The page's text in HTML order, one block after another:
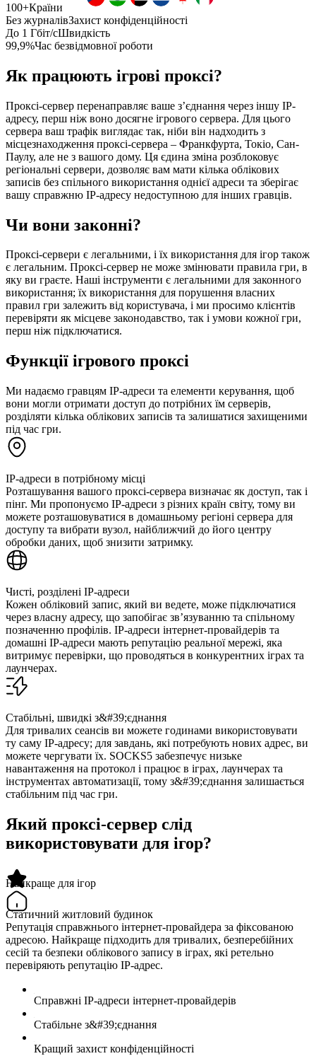
100+Країни
Без журналівЗахист конфіденційності
До 1 Гбіт/сШвидкість
99,9%Час безвідмовної роботи
Як працюють ігрові проксі?
Проксі-сервер перенаправляє ваше з’єднання через іншу IP-
адресу, перш ніж воно досягне ігрового сервера. Для цього
сервера ваш трафік виглядає так, ніби він надходить з
місцезнаходження проксі-сервера – Франкфурта, Токіо, Сан-
Паулу, але не з вашого дому. Ця єдина зміна розблоковує
регіональні сервери, дозволяє вам мати кілька облікових
записів без спільного використання однієї адреси та зберігає
вашу справжню IP-адресу недоступною для інших гравців.
Чи вони законні?
Проксі-сервери є легальними, і їх використання для ігор також
є легальним. Проксі-сервер не може змінювати правила гри, в
яку ви граєте. Наші інструменти є легальними для законного
використання; їх використання для порушення власних
правил гри залежить від користувача, і ми просимо клієнтів
перевіряти як місцеве законодавство, так і умови кожної гри,
перш ніж підключатися.
Функції ігрового проксі
Ми надаємо гравцям IP-адреси та елементи керування, щоб
вони могли отримати доступ до потрібних їм серверів,
розділяти кілька облікових записів та залишатися захищеними
під час гри.
IP-адреси в потрібному місці
Розташування вашого проксі-сервера визначає як доступ, так і
пінг. Ми пропонуємо IP-адреси з різних країн світу, тому ви
можете розташовуватися в домашньому регіоні сервера для
доступу та вибрати вузол, найближчий до його центру
обробки даних, щоб знизити затримку.
Чисті, розділені IP-адреси
Кожен обліковий запис, який ви ведете, може підключатися
через власну адресу, що запобігає зв’язуванню та спільному
позначенню профілів. IP-адреси інтернет-провайдерів та
домашні IP-адреси мають репутацію реальної мережі, яка
витримує перевірки, що проводяться в конкурентних іграх та
лаунчерах.
Стабільні, швидкі з&#39;єднання
Для тривалих сеансів ви можете годинами використовувати
ту саму IP-адресу; для завдань, які потребують нових адрес, ви
можете чергувати їх. SOCKS5 забезпечує низьке
навантаження на протокол і працює в іграх, лаунчерах та
інструментах автоматизації, тому з&#39;єднання залишається
стабільним під час гри.
Який проксі-сервер слід
використовувати для ігор?
Найкраще для ігор
Статичний житловий будинок
Репутація справжнього інтернет-провайдера за фіксованою
адресою. Найкраще підходить для тривалих, безперебійних
сесій та безпеки облікового запису в іграх, які ретельно
перевіряють репутацію IP-адрес.
Справжні IP-адреси інтернет-провайдерів
Стабільне з&#39;єднання
Кращий захист конфіденційності